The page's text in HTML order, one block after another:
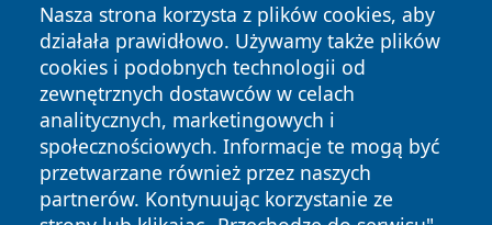
Nasza strona korzysta z plików cookies, aby
działała prawidłowo. Używamy także plików
cookies i podobnych technologii od
zewnętrznych dostawców w celach
analitycznych, marketingowych i
społecznościowych. Informacje te mogą być
przetwarzane również przez naszych
partnerów. Kontynuując korzystanie ze
Copyright © 2026 ciechanowski24.pl Wszystkie prawa
zastrzeżone.